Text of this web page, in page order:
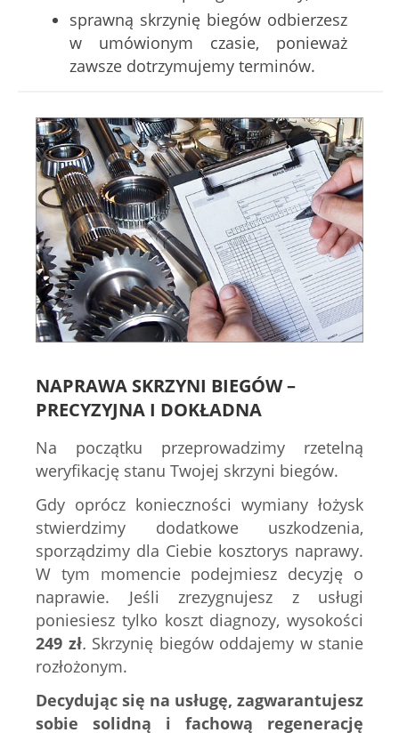
sprawną skrzynię biegów odbierzesz
w umówionym czasie, ponieważ
zawsze dotrzymujemy terminów.
NAPRAWA SKRZYNI BIEGÓW –
PRECYZYJNA I DOKŁADNA
Na początku przeprowadzimy rzetelną
weryfikację stanu Twojej skrzyni biegów.
Gdy oprócz konieczności wymiany łożysk
stwierdzimy dodatkowe uszkodzenia,
sporządzimy dla Ciebie kosztorys naprawy.
W tym momencie podejmiesz decyzję o
naprawie. Jeśli zrezygnujesz z usługi
poniesiesz tylko koszt diagnozy, wysokości
249 zł. Skrzynię biegów oddajemy w stanie
rozłożonym.
Decydując się na usługę, zagwarantujesz
sobie solidną i fachową regenerację